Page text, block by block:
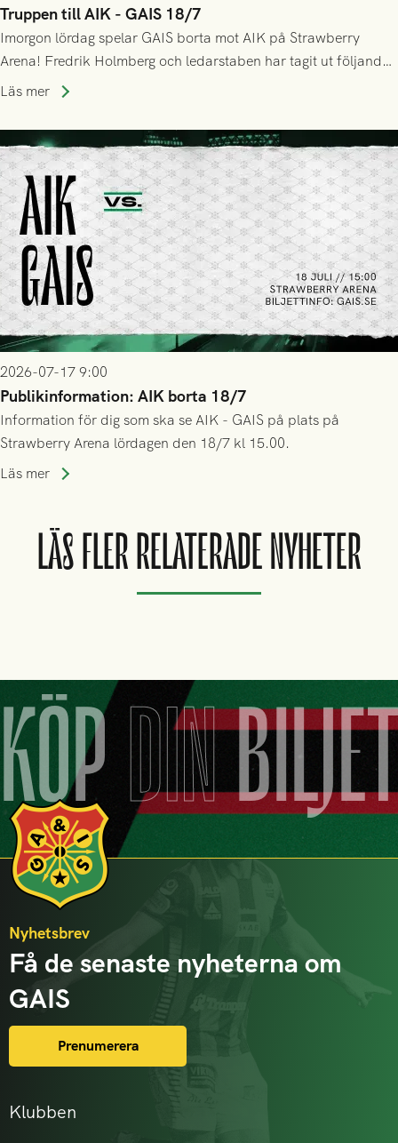
Truppen till AIK - GAIS 18/7
Imorgon lördag spelar GAIS borta mot AIK på Strawberry
Arena! Fredrik Holmberg och ledarstaben har tagit ut följande
trupp till matchen:
Läs mer
2026-07-17 9:00
Publikinformation: AIK borta 18/7
Information för dig som ska se AIK - GAIS på plats på
Strawberry Arena lördagen den 18/7 kl 15.00.
Läs mer
LÄS FLER RELATERADE NYHETER
KÖPDIN
Klubben
Nyhetsbrev
Få de senaste nyheterna om
GAIS
Prenumerera